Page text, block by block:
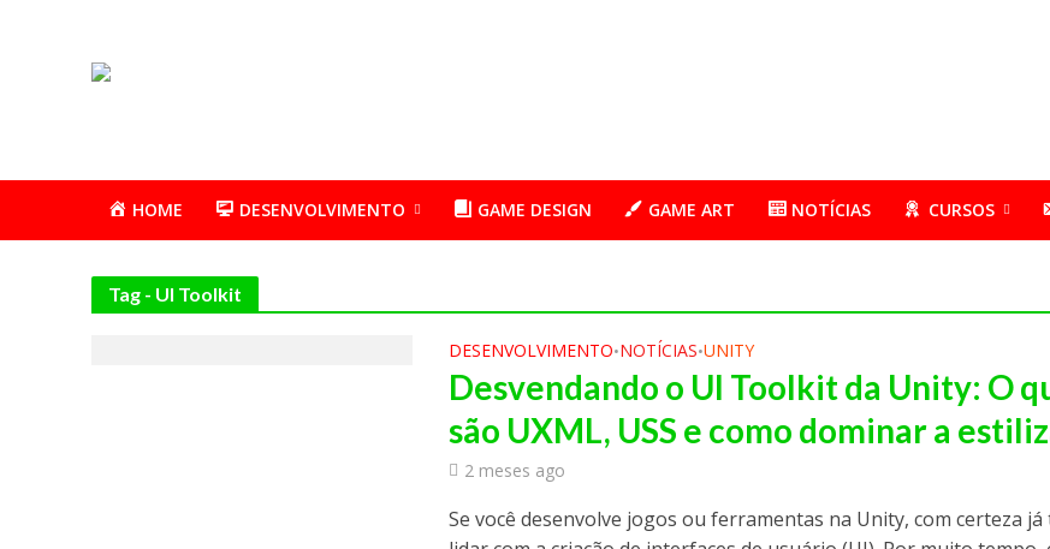
HOME DESENVOLVIMENTO GAME DESIGN GAME ART NOTÍCIAS CURSOS
Tag - UI Toolkit
DESENVOLVIMENTO•NOTÍCIAS•UNITY
Desvendando o UI Toolkit da Unity: O
são UXML, USS e como dominar a
2 meses ago
Se você desenvolve jogos ou ferramentas na Unity, com certeza já